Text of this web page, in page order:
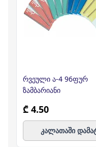
რვეული ა-4 96ფურ
ზამბარიანი
₾ 4.50
კალათაში